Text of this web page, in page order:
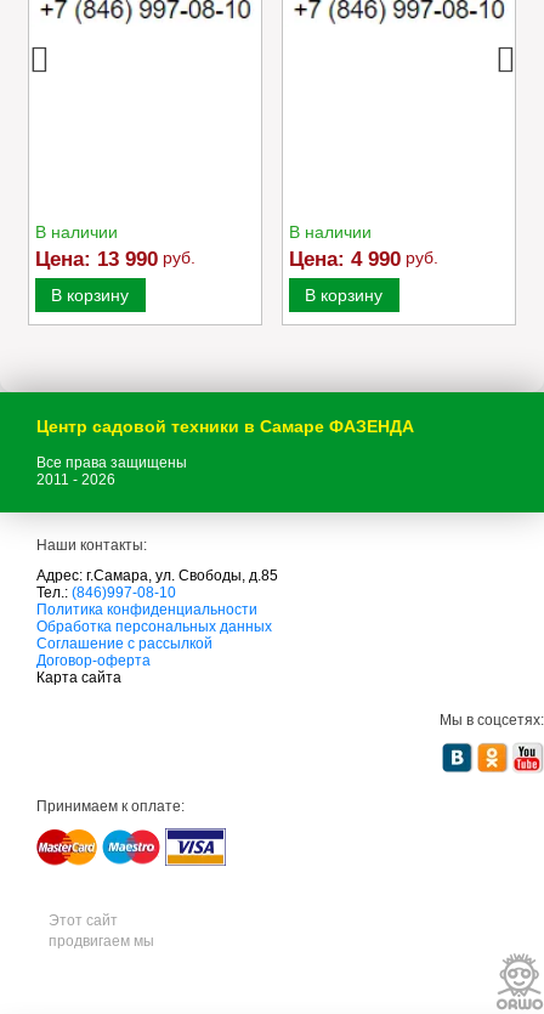
В наличии
Цена: 13 990 руб.
В корзину
В наличии
Цена: 4 990 руб.
В корзину
Центр садовой техники в Самаре ФАЗЕНДА
Все права защищены
2011 - 2026
Наши контакты:
Адрес: г.Самара, ул. Свободы, д.85
Тел.: (846)997-08-10
с
а
д
о
в
и
к
а
м
т
Политика конфиденциальности
Обработка персональных данных
Соглашение с рассылкой
Договор-оферта
Карта сайта
Мы в соцсетях:
Принимаем к оплате:
Этот сайт
продвигаем мы